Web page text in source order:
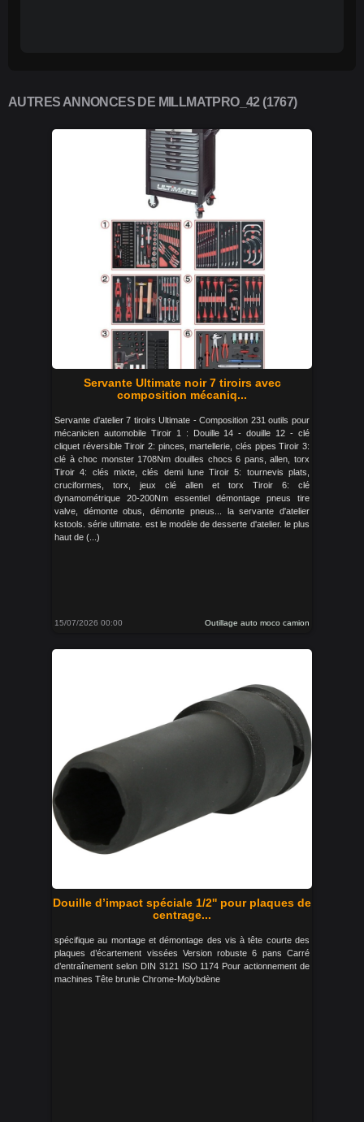
AUTRES ANNONCES DE MILLMATPRO_42 (1767)
Servante Ultimate noir 7 tiroirs avec
composition mécaniq...
Servante d'atelier 7 tiroirs Ultimate - Composition 231 outils pour
mécanicien automobile Tiroir 1 : Douille 14 - douille 12 - clé
cliquet réversible Tiroir 2: pinces, martellerie, clés pipes Tiroir 3:
clé à choc monster 1708Nm douilles chocs 6 pans, allen, torx
Tiroir 4: clés mixte, clés demi lune Tiroir 5: tournevis plats,
cruciformes, torx, jeux clé allen et torx Tiroir 6: clé
dynamométrique 20-200Nm essentiel démontage pneus tire
valve, démonte obus, démonte pneus... la servante d'atelier
kstools. série ultimate. est le modèle de desserte d'atelier. le plus
haut de (...)
15/07/2026 00:00 Outillage auto moco camion
Douille d’impact spéciale 1/2'' pour plaques de
centrage...
spécifique au montage et démontage des vis à tête courte des
plaques d’écartement vissées Version robuste 6 pans Carré
d’entraînement selon DIN 3121 ISO 1174 Pour actionnement de
machines Tête brunie Chrome-Molybdène